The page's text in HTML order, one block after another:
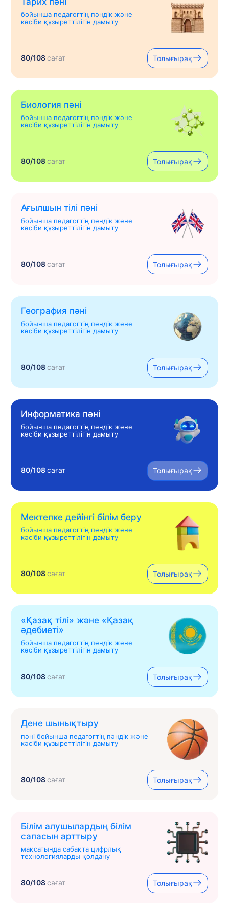
бойынша педагогтің пәндік және
кәсіби құзыреттілігін дамыту
80/108сағат Толығырақ
Биология пәні
бойынша педагогтің пәндік және
кәсіби құзыреттілігін дамыту
80/108сағат Толығырақ
Ағылшын тілі пәні
бойынша педагогтің пәндік және
кәсіби құзыреттілігін дамыту
80/108сағат Толығырақ
География пәні
бойынша педагогтің пәндік және
кәсіби құзыреттілігін дамыту
80/108сағат Толығырақ
Информатика пәні
бойынша педагогтің пәндік және
кәсіби құзыреттілігін дамыту
80/108сағат Толығырақ
Мектепке дейінгі білім беру
бойынша педагогтің пәндік және
кәсіби құзыреттілігін дамыту
80/108сағат Толығырақ
«Қазақ тілі» жəне «Қазақ
əдебиеті»
бойынша педагогтің пәндік және
кәсіби құзыреттілігін дамыту
80/108сағат Толығырақ
Дене шынықтыру
пәні бойынша педагогтің пәндік және
кәсіби құзыреттілігін дамыту
80/108сағат Толығырақ
Білім алушылардың білім
сапасын арттыру
мақсатында сабақта цифрлық
технологияларды қолдану
80/108сағат Толығырақ